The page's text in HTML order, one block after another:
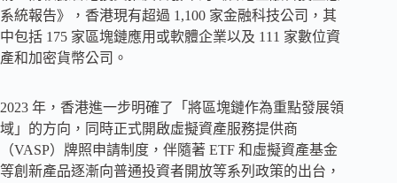
系統報告》，香港現有超過 1,100 家金融科技公司，其
中包括 175 家區塊鏈應用或軟體企業以及 111 家數位資
產和加密貨幣公司。
2023 年，香港進一步明確了「將區塊鏈作為重點發展領
域」的方向，同時正式開啟虛擬資產服務提供商
（VASP）牌照申請制度，伴隨著 ETF 和虛擬資產基金
等創新產品逐漸向普通投資者開放等系列政策的出台，